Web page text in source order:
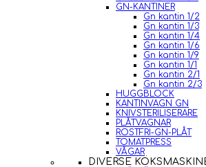
GN-KANTINER
Gn kantin 1/2
Gn kantin 1/3
Gn kantin 1/4
Gn kantin 1/6
Gn kantin 1/9
Gn kantin 1/1
Gn kantin 2/1
Gn kantin 2/3
HUGGBLOCK
KANTINVAGN GN
KNIVSTERILISERARE
PLÅTVAGNAR
ROSTFRI-GN-PLÅT
TOMATPRESS
VÅGAR
DIVERSE